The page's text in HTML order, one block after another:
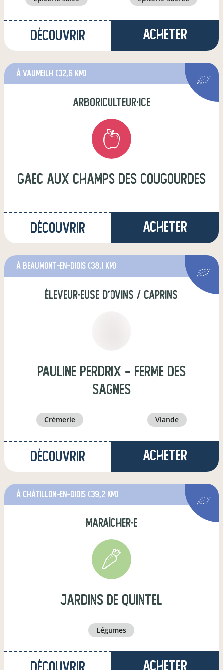
Découvrir Acheter
à Vaumeilh (32,6 km)
arboriculteur·ice
GAEC Aux champs des Cougourdes
Découvrir Acheter
à Beaumont-en-Diois (38,1 km)
éleveur·euse d'ovins / caprins
Pauline Perdrix - Ferme des
Sagnes
crèmerie viande
Découvrir Acheter
à Châtillon-en-Diois (39,2 km)
maraîcher·e
Jardins de Quintel
légumes
Découvrir Acheter